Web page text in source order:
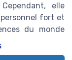
elle
fort et
du monde